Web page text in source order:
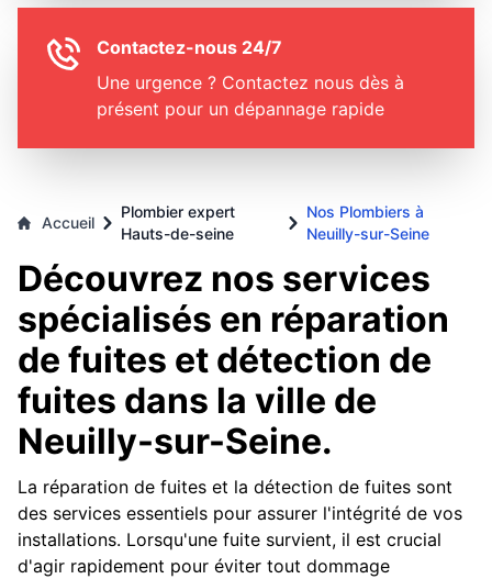
Contactez-nous 24/7
Une urgence ? Contactez nous dès à
présent pour un dépannage rapide
Accueil
Plombier expert
Hauts-de-seine
Nos Plombiers à
Neuilly-sur-Seine
Découvrez nos services
spécialisés en réparation
de fuites et détection de
fuites dans la ville de
Neuilly-sur-Seine.
La réparation de fuites et la détection de fuites sont
des services essentiels pour assurer l'intégrité de vos
installations. Lorsqu'une fuite survient, il est crucial
d'agir rapidement pour éviter tout dommage